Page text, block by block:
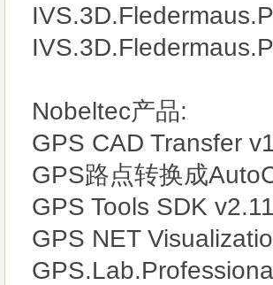
Nobeltec产品:
GPS CAD Transfer
GPS路点转换成
GPS Tools SDK
GPS NET